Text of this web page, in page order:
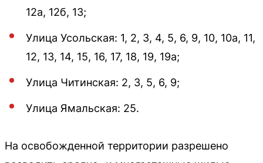
12а, 12б, 13;
Улица Усольская: 1, 2, 3, 4, 5, 6, 9, 10, 10а, 11,
12, 13, 14, 15, 16, 17, 18, 19, 19а;
Улица Читинская: 2, 3, 5, 6, 9;
Улица Ямальская: 25.
На освобожденной территории разрешено